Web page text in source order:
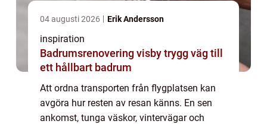
04 augusti 2026 Erik Andersson
inspiration
Badrumsrenovering visby trygg väg till
ett hållbart badrum
Att ordna transporten från flygplatsen kan
avgöra hur resten av resan känns. En sen
ankomst, tunga väskor, vintervägar och